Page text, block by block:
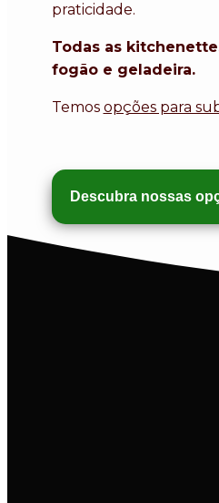
praticidade.
Todas as
fogão e geladeira.
Temos opções para
Descubra nossas